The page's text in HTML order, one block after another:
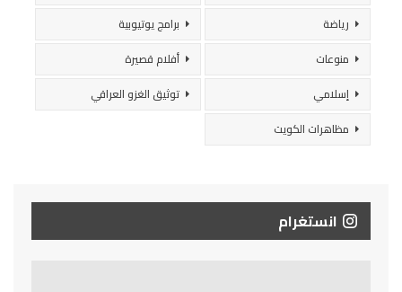
رياضة
برامج يوتيوبية
منوعات
أفلام قصيرة
إسلامي
توثيق الغزو العراقي
مظاهرات الكويت
انستغرام